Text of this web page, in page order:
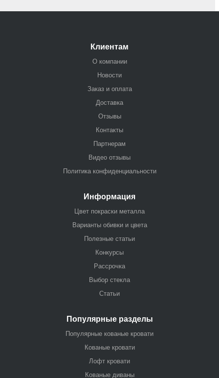
Клиентам
О компании
Новости
Заказ и оплата
Доставка
Отзывы
Контакты
Партнерам
Видео отзывы
Политика конфиденциальности
Информация
Цвет покраски металла
Варианты обивки и цвета
Полезные статьи
Конкурсы
Рассрочка
Выбор стекла
Статьи
Популярные разделы
Популярные кованые кровати
Кованые кровати
Лофт кровати
Кованые диваны